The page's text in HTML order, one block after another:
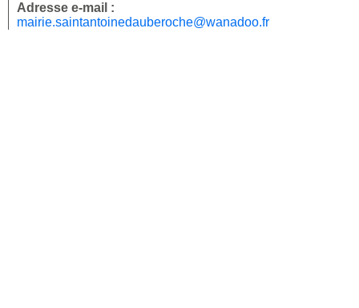
Adresse e-mail :
mairie.saintantoinedauberoche@wanadoo.fr